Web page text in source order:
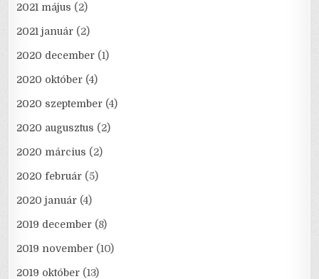
2021 május (2)
2021 január (2)
2020 december (1)
2020 október (4)
2020 szeptember (4)
2020 augusztus (2)
2020 március (2)
2020 február (5)
2020 január (4)
2019 december (8)
2019 november (10)
2019 október (13)